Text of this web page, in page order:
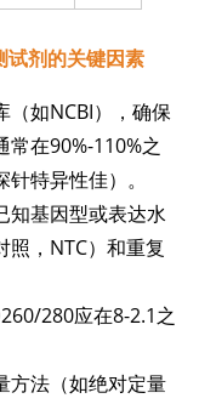
试剂的关键因素
（如NCBI），确保
在90%-110%之
特异性佳）。
知基因型或表达水
，NTC）和重复
280应在8-2.1之
方法（如绝对定量